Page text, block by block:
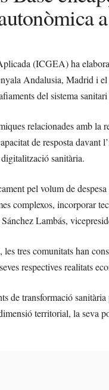
(ICGEA) ha
Andalusia, Madrid i
del sistema
relacionades amb la
de resposta davant
sanitària.
pel volum de
complexos, incorporar
Lambás,
tres comunitats han
respectives realitats
de transformació
territorial, la seva